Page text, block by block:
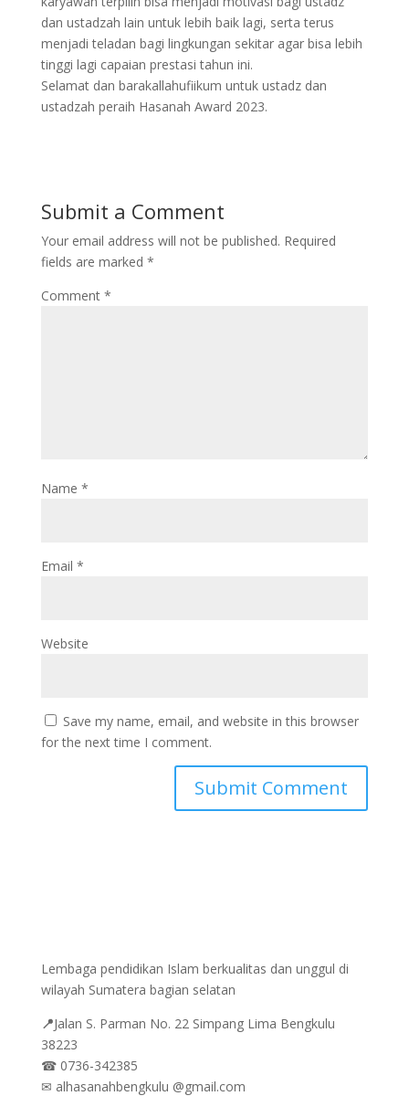
dan ustadzah lain untuk lebih baik lagi, serta terus
menjadi teladan bagi lingkungan sekitar agar bisa lebih
tinggi lagi capaian prestasi tahun ini.
Selamat dan barakallahufiikum untuk ustadz dan
ustadzah peraih Hasanah Award 2023.
Submit a Comment
Your email address will not be published. Required
fields are marked *
Comment *
Name *
Email *
Website
Save my name, email, and website in this browser
for the next time I comment.
Lembaga pendidikan Islam berkualitas dan unggul di
wilayah Sumatera bagian selatan
📍Jalan S. Parman No. 22 Simpang Lima Bengkulu
38223
☎0736-342385
✉ alhasanahbengkulu @gmail.com